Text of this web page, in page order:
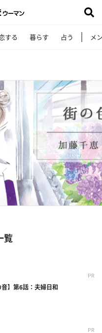
する 暮らす 占う メ
覧
PR
音】第6話：夫婦日和
PR